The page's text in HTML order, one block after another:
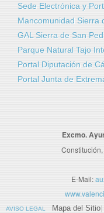
Sede Electrónica y
Mancomunidad Sierra
GAL Sierra de San
Parque Natural Tajo
Portal Diputación de
Portal Junta de
Excmo.
E-Mail:
AVISO LEGAL Mapa del Sitio